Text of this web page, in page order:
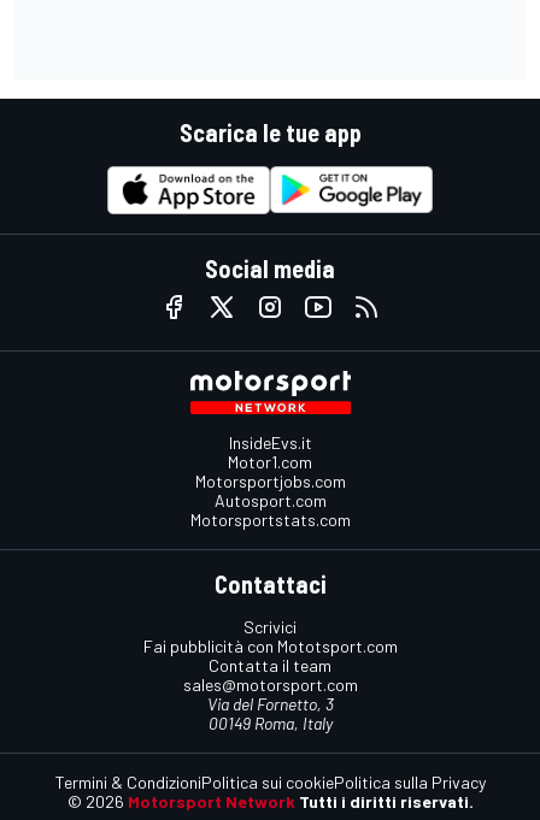
Scarica le tue app
Social media
InsideEvs.it
Motor1.com
Motorsportjobs.com
Autosport.com
Motorsportstats.com
Contattaci
Scrivici
Fai pubblicità con Mototsport.com
Contatta il team
sales@motorsport.com
Via del Fornetto, 3
00149 Roma, Italy
© 2026 Motorsport Network Tutti i diritti riservati.
Termini & CondizioniPolitica sui cookiePolitica sulla Privacy